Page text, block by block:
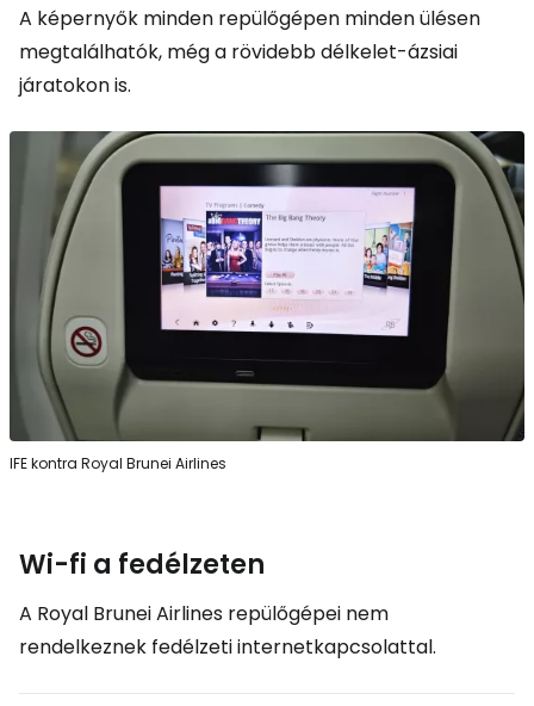
A képernyők minden repülőgépen minden ülésen
megtalálhatók, még a rövidebb délkelet-ázsiai
járatokon is.
IFE kontra Royal Brunei Airlines
Wi-fi a fedélzeten
A Royal Brunei Airlines repülőgépei nem
rendelkeznek fedélzeti internetkapcsolattal.